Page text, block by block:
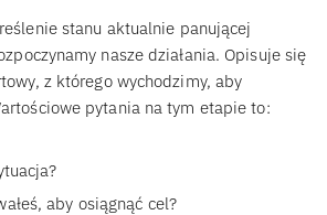
stanu aktualnie panującej
nasze działania. Opisuje się
z którego wychodzimy, aby
pytania na tym etapie to:
aby osiągnąć cel?